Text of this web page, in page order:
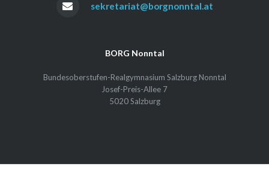
sekretariat@borgnonntal.at
BORG Nonntal
Bundesoberstufen-Realgymnasium Salzburg Nonntal
Josef-Preis-Allee 7
5020 Salzburg